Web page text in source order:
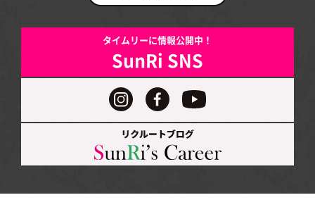
タイムリーに情報公開中！
SunRi SNS